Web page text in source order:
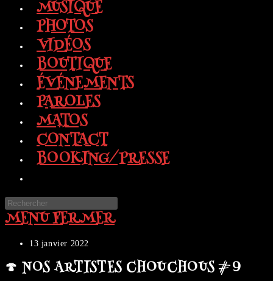
MUSIQUE
PHOTOS
VIDÉOS
BOUTIQUE
ÉVÉNEMENTS
PAROLES
MATOS
CONTACT
BOOKING/PRESSE
WEBSITE
SEARCH
search
MENUFERMER
Publication
13 janvier 2022
🍄 NOS ARTISTES CHOUCHOUS #9